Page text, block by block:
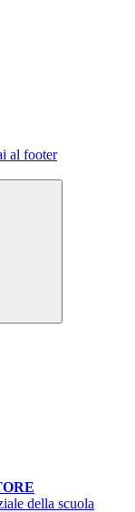
al footer
della scuola